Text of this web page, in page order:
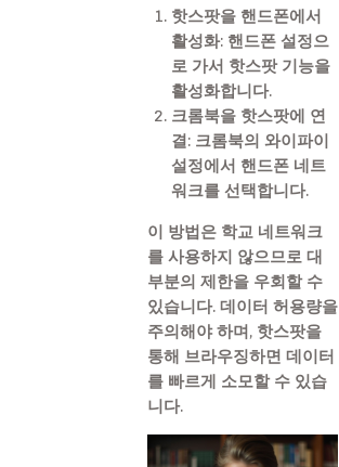
핫스팟을 핸드폰에서
활성화: 핸드폰 설정으
로 가서 핫스팟 기능을
활성화합니다.
크롬북을 핫스팟에 연
결: 크롬북의 와이파이
설정에서 핸드폰 네트
워크를 선택합니다.
이 방법은 학교 네트워크
를 사용하지 않으므로 대
부분의 제한을 우회할 수
있습니다. 데이터 허용량을
주의해야 하며, 핫스팟을
통해 브라우징하면 데이터
를 빠르게 소모할 수 있습
니다.